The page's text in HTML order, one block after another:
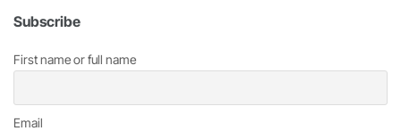
Subscribe
First name or full name
Email